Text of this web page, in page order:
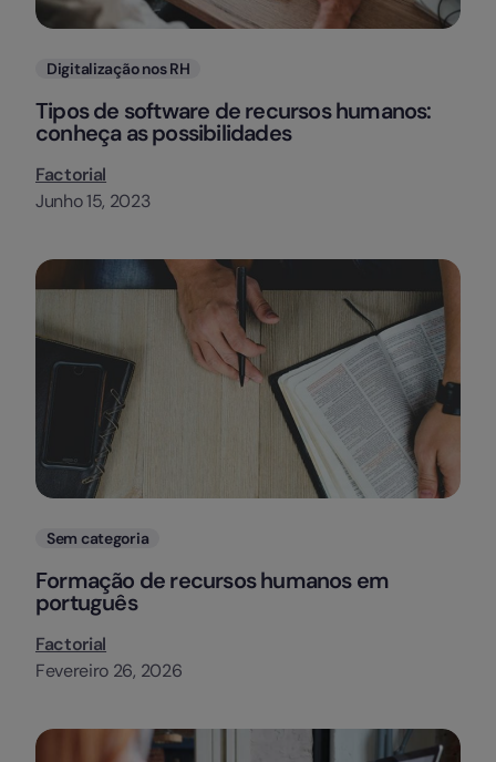
Categorias
Digitalização nos RH
Tipos de software de recursos humanos:
conheça as possibilidades
Factorial
Junho 15, 2023
Categorias
Sem categoria
Formação de recursos humanos em
português
Factorial
Fevereiro 26, 2026